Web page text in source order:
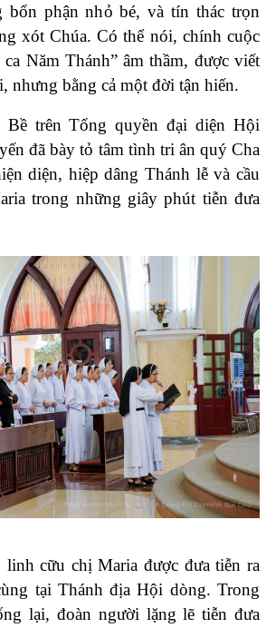
bổn phận nhỏ bé, và tín thác trọn
xót Chúa. Có thể nói, chính cuộc
Năm Thánh” âm thầm, được viết
nhưng bằng cả một đời tận hiến.
Bề trên Tổng quyền đại diện Hội
đã bày tỏ tâm tình tri ân quý Cha
diện, hiệp dâng Thánh lễ và cầu
trong những giây phút tiễn đưa
linh cữu chị Maria được đưa tiễn ra
tại Thánh địa Hội dòng. Trong
lại, đoàn người lặng lẽ tiễn đưa